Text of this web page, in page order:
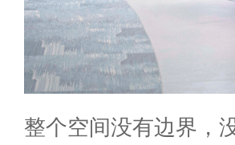
整个空间没有边界，